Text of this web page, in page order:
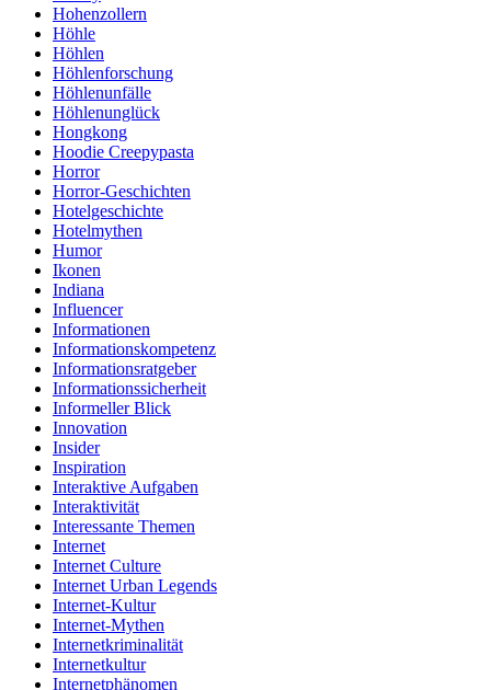
Hohenzollern
Höhle
Höhlen
Höhlenforschung
Höhlenunfälle
Höhlenunglück
Hongkong
Hoodie Creepypasta
Horror
Horror-Geschichten
Hotelgeschichte
Hotelmythen
Humor
Ikonen
Indiana
Influencer
Informationen
Informationskompetenz
Informationsratgeber
Informationssicherheit
Informeller Blick
Innovation
Insider
Inspiration
Interaktive Aufgaben
Interaktivität
Interessante Themen
Internet
Internet Culture
Internet Urban Legends
Internet-Kultur
Internet-Mythen
Internetkriminalität
Internetkultur
Internetphänomen